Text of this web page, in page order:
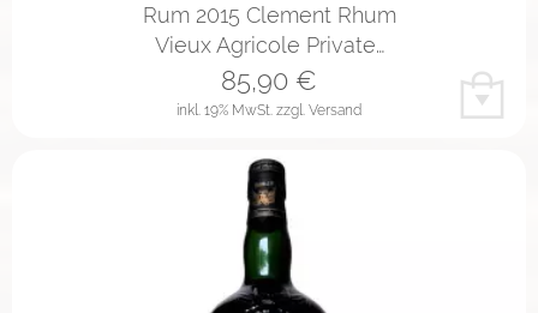
Rum 2015 Clement Rhum
Vieux Agricole Private…
inkl. 19% MwSt. zzgl. Versand
85,90 €